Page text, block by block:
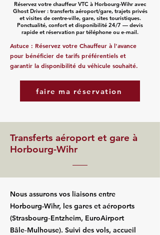
Réservez votre chauffeur VTC à Horbourg-Wihr avec
Ghost Driver : transferts aéroport/gare, trajets privés
et visites de centre-ville, gare, sites touristiques.
Ponctualité, confort et disponibilité 24/7 — devis
rapide et réservation par téléphone ou e‑mail.
Astuce : Réservez votre Chauffeur à l'avance
pour bénéficier de tarifs préférentiels et
garantir la disponibilité du véhicule souhaité.
faire ma réservation
Transferts aéroport et gare à
Horbourg-Wihr
Nous assurons vos liaisons entre
Horbourg-Wihr, les gares et aéroports
(Strasbourg‑Entzheim, EuroAirport
Bâle‑Mulhouse). Suivi des vols, accueil